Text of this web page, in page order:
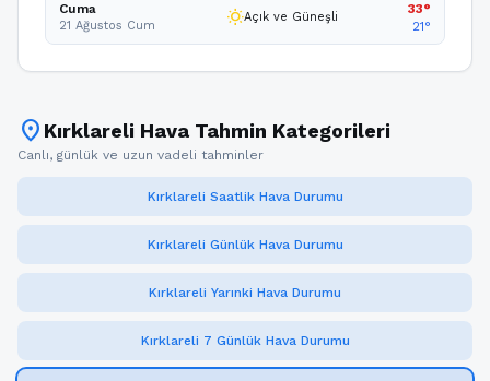
Cuma
21 Ağustos Cum wb_sunnyAçık ve Güneşli
33°
21°
location_on Kırklareli Hava Tahmin Kategorileri
Canlı, günlük ve uzun vadeli tahminler
Kırklareli Saatlik Hava Durumu
Kırklareli Günlük Hava Durumu
Kırklareli Yarınki Hava Durumu
Kırklareli 7 Günlük Hava Durumu